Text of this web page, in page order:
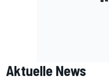
Aktuelle News